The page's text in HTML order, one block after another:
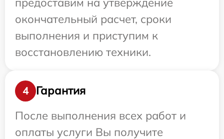
окончательный расчет, сроки
выполнения и приступим к
восстановлению техники.
4
Гарантия
После выполнения всех работ и
оплаты услуги Вы получите